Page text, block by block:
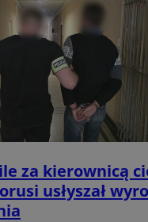
za kierownicą
usłyszał